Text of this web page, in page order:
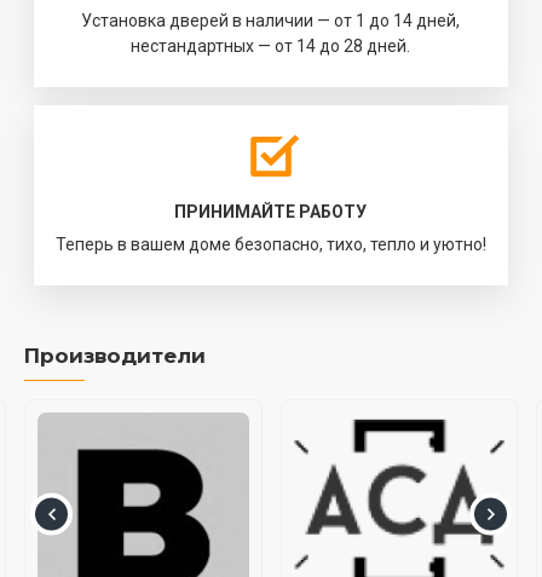
Установка дверей в наличии — от 1 до 14 дней,
нестандартных — от 14 до 28 дней.
ПРИНИМАЙТЕ РАБОТУ
Теперь в вашем доме безопасно, тихо, тепло и уютно!
Производители